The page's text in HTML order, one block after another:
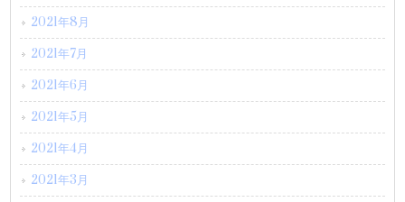
2021年8月
2021年7月
2021年6月
2021年5月
2021年4月
2021年3月